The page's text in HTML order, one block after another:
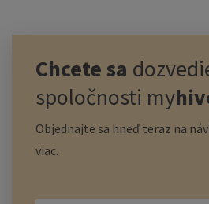
Chcete sa
spoločnosti my
Objednajte sa hneď teraz na
viac.